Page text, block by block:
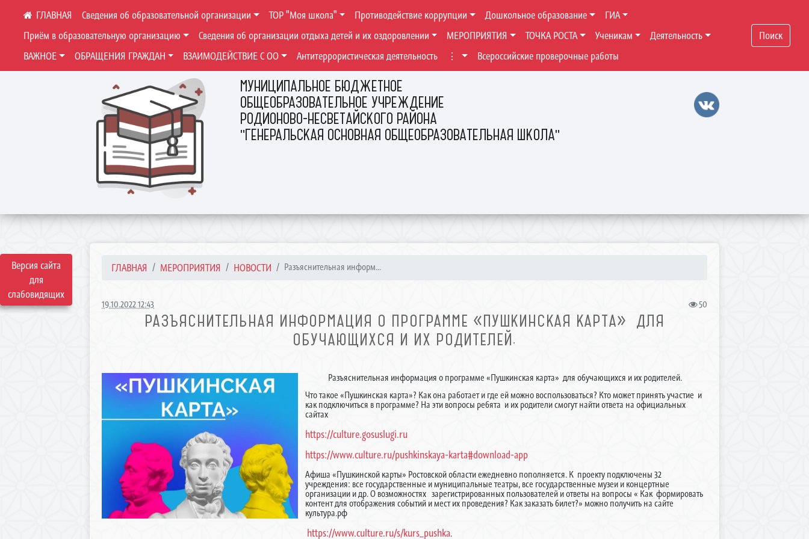
Версия сайта
для
слабовидящих
МУНИЦИПАЛЬНОЕ БЮДЖЕТНОЕ
ОБЩЕОБРАЗОВАТЕЛЬНОЕ УЧРЕЖДЕНИЕ
РОДИОНОВО-НЕСВЕТАЙСКОГО РАЙОНА
"ГЕНЕРАЛЬСКАЯ ОСНОВНАЯ ОБЩЕОБРАЗОВАТЕЛЬНАЯ ШКОЛА"
Сведения об образовательной организации ТОР "Моя школа" Противодействие коррупции Дошкольное образование
ГИА
Приём в образовательную организацию
Сведения об организации отдыха детей и их оздоровлении МЕРОПРИЯТИЯ ТОЧКА РОСТА Ученикам
Деятельность
ВАЖНОЕ
ОБРАЩЕНИЯ ГРАЖДАН ВЗАИМОДЕЙСТВИЕ С ОО Антитеррористическая деятельность ⋮ Всероссийские проверочные работы
Поиск
ГЛАВНАЯ МЕРОПРИЯТИЯ НОВОСТИ Разъяснительная информ...
19.10.2022 12:43 50
РАЗЪЯСНИТЕЛЬНАЯ ИНФОРМАЦИЯ О ПРОГРАММЕ «ПУШКИНСКАЯ КАРТА» ДЛЯ
ОБУЧАЮЩИХСЯ И ИХ РОДИТЕЛЕЙ.
Разъяснительная информация о программе «Пушкинская карта» для обучающихся и их родителей.
Что такое «Пушкинская карта»? Как она работает и где ей можно воспользоваться? Кто может принять участие и
как подключиться в программе? На эти вопросы ребята и их родители смогут найти ответа на официальных
сайтах
https://culture.gosuslugi.ru
https://www.culture.ru/pushkinskaya-karta#download-app
Афиша «Пушкинской карты» Ростовской области ежедневно пополняется. К проекту подключены 32
учреждения: все государственные и муниципальные театры, все государственные музеи и концертные
организации и др. О возможностях зарегистрированных пользователей и ответы на вопросы « Как формировать
контент для отображения событий и мест их проведения? Как заказать билет?» можно получить на сайте
культура.рф
https://www.culture.ru/s/kurs_pushka.